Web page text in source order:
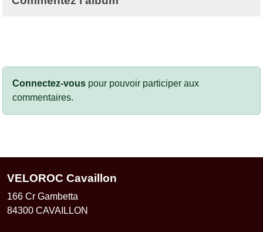
Connectez-vous pour pouvoir participer aux
commentaires.
VELOROC Cavaillon
166 Cr Gambetta
84300 CAVAILLON